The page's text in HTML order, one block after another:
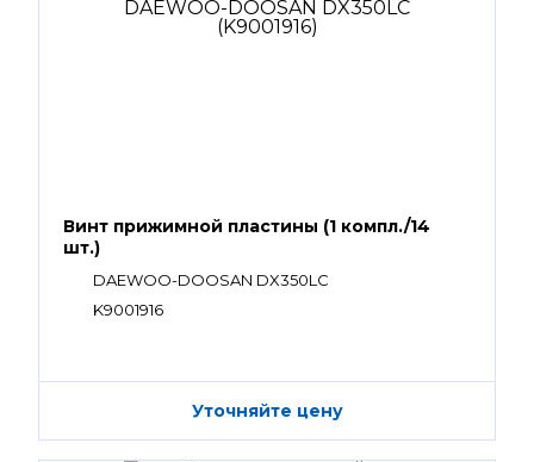
Винт прижимной пластины (1 компл./14
шт.)
DAEWOO-DOOSAN DX350LC
K9001916
Уточняйте цену